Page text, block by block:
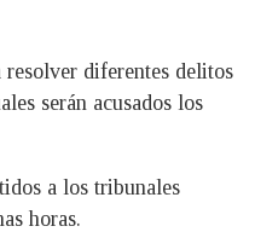
diferentes delitos
serán acusados los
a los tribunales
horas.